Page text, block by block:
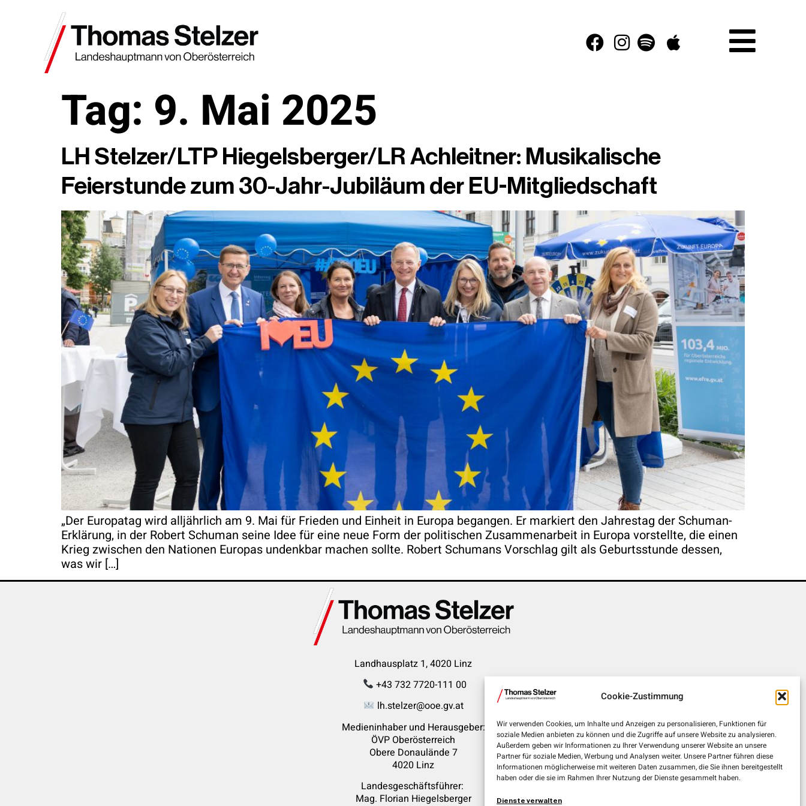
Cookie-Zustimmung
Wir verwenden Cookies, um Inhalte und Anzeigen zu personalisieren, Funktionen für
soziale Medien anbieten zu können und die Zugriffe auf unsere Website zu analysieren.
Außerdem geben wir Informationen zu Ihrer Verwendung unserer Website an unsere
Partner für soziale Medien, Werbung und Analysen weiter. Unsere Partner führen diese
Informationen möglicherweise mit weiteren Daten zusammen, die Sie ihnen bereitgestellt
haben oder die sie im Rahmen Ihrer Nutzung der Dienste gesammelt haben.
Dienste verwalten
Tag: 9. Mai 2025
LH Stelzer/LTP Hiegelsberger/LR Achleitner: Musikalische
Feierstunde zum 30-Jahr-Jubiläum der EU-Mitgliedschaft
„Der Europatag wird alljährlich am 9. Mai für Frieden und Einheit in Europa begangen. Er markiert den Jahrestag der Schuman-
Erklärung, in der Robert Schuman seine Idee für eine neue Form der politischen Zusammenarbeit in Europa vorstellte, die einen
Krieg zwischen den Nationen Europas undenkbar machen sollte. Robert Schumans Vorschlag gilt als Geburtsstunde dessen,
was wir […]
Landhausplatz 1, 4020 Linz
+43 732 7720-111 00
lh.stelzer@ooe.gv.at
Medieninhaber und Herausgeber:
ÖVP Oberösterreich
Obere Donaulände 7
4020 Linz
Landesgeschäftsführer:
Mag. Florian Hiegelsberger